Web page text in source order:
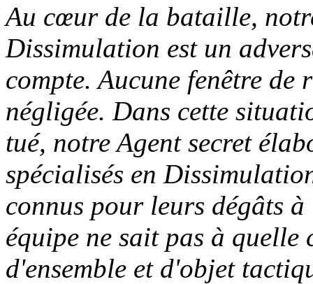
Au cœur de la bataille,
Dissimulation est un
compte. Aucune fenêtre
négligée. Dans cette
tué, notre Agent secret
spécialisés en
connus pour leurs dégâts
équipe ne sait pas à quelle
d'ensemble et d'objet